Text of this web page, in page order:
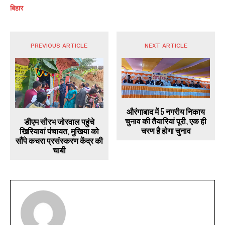
बिहार
PREVIOUS ARTICLE
डीएम सौरभ जोरवाल पहुंचे
खिरियावां पंचायत, मुखिया को
सौंपे कचरा प्रसंस्करण केंद्र की
चाबी
NEXT ARTICLE
औरंगाबाद में 5 नगरीय निकाय
चुनाव की तैयारियां पूरी, एक ही
चरण है होगा चुनाव